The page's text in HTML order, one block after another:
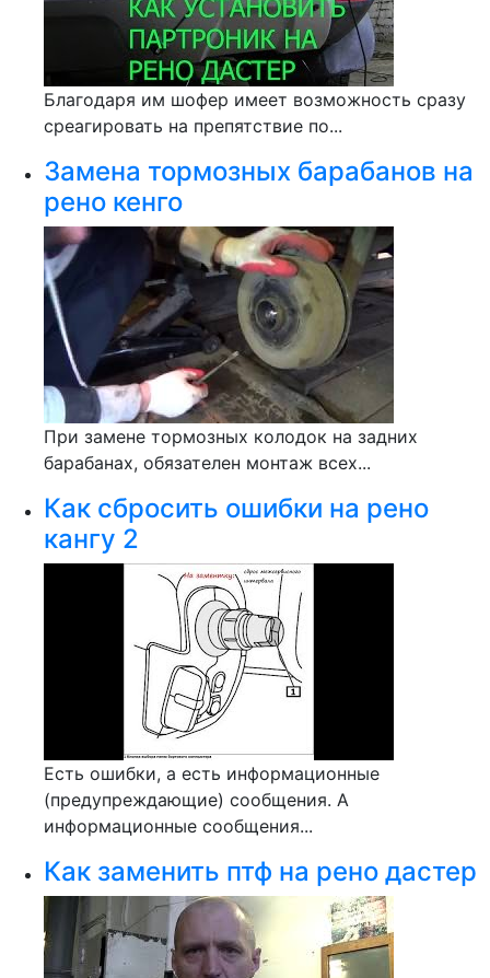
Благодаря им шофер имеет возможность сразу
среагировать на препятствие по...
Замена тормозных барабанов на
рено кенго
При замене тормозных колодок на задних
барабанах, обязателен монтаж всех...
Как сбросить ошибки на рено
кангу 2
Есть ошибки, а есть информационные
(предупреждающие) сообщения. А
информационные сообщения...
Как заменить птф на рено дастер